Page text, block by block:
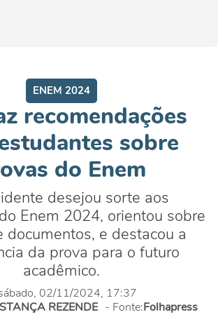
ENEM 2024
recomendações
sobre
do Enem
desejou sorte aos
Enem 2024, orientou sobre
documentos, e destacou a
da prova para o futuro
acadêmico.
02/11/2024, 17:37
REZENDE - Fonte:Folhapress